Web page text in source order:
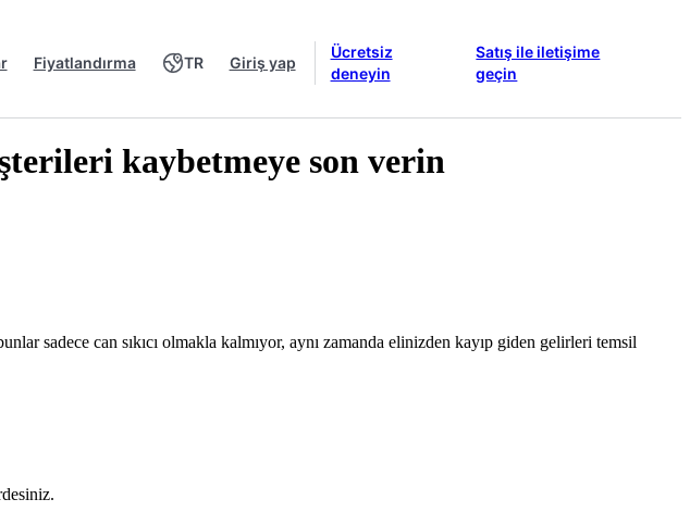
Fiyatlandırma TR Giriş yap
Ücretsiz
deneyin
Satış ile iletişime
geçin
kaybetmeye son verin
sadece can sıkıcı olmakla kalmıyor, aynı zamanda elinizden kayıp giden gelirleri temsil